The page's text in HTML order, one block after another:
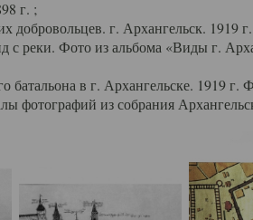
г. ;
добровольцев. г. Архангельск. 1919
реки. Фото из альбома «Виды г.
в г. Архангельске. 1919 г.
фотографий из собрания